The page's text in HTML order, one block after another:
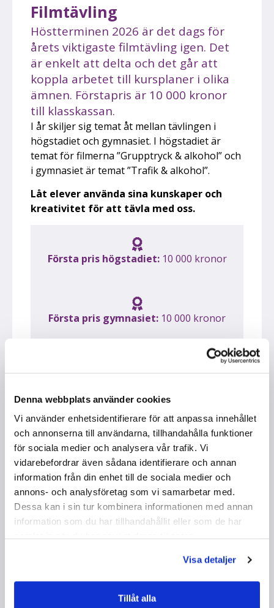
Denna webbplats använder cookies
Vi använder enhetsidentifierare för att anpassa innehållet
och annonserna till användarna, tillhandahålla funktioner
för sociala medier och analysera vår trafik. Vi
vidarebefordrar även sådana identifierare och annan
information från din enhet till de sociala medier och
annons- och analysföretag som vi samarbetar med.
Dessa kan i sin tur kombinera informationen med annan
information som du har tillhandahållit eller som de har
Visa detaljer
Tillåt alla
Filmtävling
Höstterminen 2026 är det dags för
årets viktigaste filmtävling igen. Det
är enkelt att delta och det går att
koppla arbetet till kursplaner i olika
ämnen. Förstapris är 10 000 kronor
till klasskassan.
I år skiljer sig temat åt mellan tävlingen i
högstadiet och gymnasiet. I högstadiet är
temat för filmerna ”Grupptryck & alkohol” och
i gymnasiet är temat ”Trafik & alkohol”.
Låt elever använda sina kunskaper och
kreativitet för att tävla med oss.
Första pris högstadiet:10 000 kronor
Första pris gymnasiet: 10 000 kronor
Läs mer om filmtävlingen